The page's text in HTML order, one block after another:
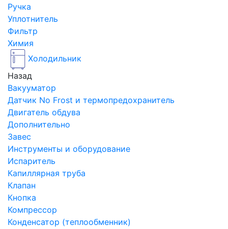
Ручка
Уплотнитель
Фильтр
Химия
Холодильник
Назад
Вакууматор
Датчик No Frost и термопредохранитель
Двигатель обдува
Дополнительно
Завес
Инструменты и оборудование
Испаритель
Капиллярная труба
Клапан
Кнопка
Компрессор
Конденсатор (теплообменник)